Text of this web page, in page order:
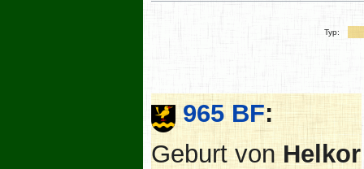
Typ:
965 BF:
Geburt von Helkor